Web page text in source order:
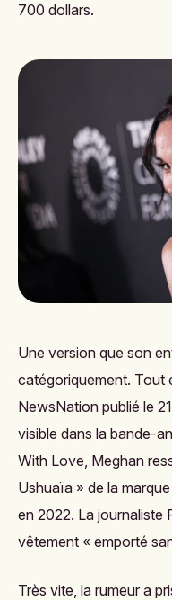
700 dollars.
Une version que son
catégoriquement. Tout
NewsNation publié le
visible dans la bande-
With Love, Meghan
Ushuaïa » de la
en 2022. La journaliste
vêtement « emporté
Très vite, la rumeur a